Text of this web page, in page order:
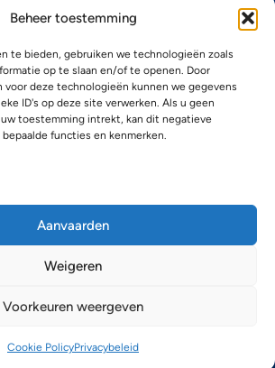
Beheer toestemming
te bieden, gebruiken we technologieën zoals
op te slaan en/of te openen. Door
deze technologieën kunnen we gegevens
ID's op deze site verwerken. Als u geen
toestemming intrekt, kan dit negatieve
functies en kenmerken.
Aanvaarden
Weigeren
Voorkeuren weergeven
Cookie PolicyPrivacybeleid
Team